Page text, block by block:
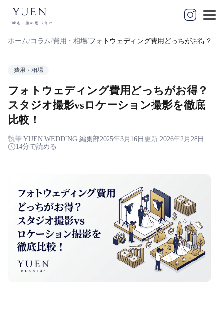
yuen
一瞬を一生の思い出に
ホーム コラム 費用・相場 フォトウェディング費用どっちがお得？
費用・相場
フォトウェディング費用どっちがお得？
スタジオ撮影vsロケーション撮影を徹底
比較！
執筆 YUEN WEDDING 編集部2025年3月16日 更新 2026年2月28日
14分で読める